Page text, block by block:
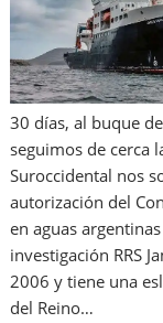
30 días, al buque
seguimos de cerca
Suroccidental nos
autorización del
en aguas
investigación RRS
2006 y tiene una
del Reino…